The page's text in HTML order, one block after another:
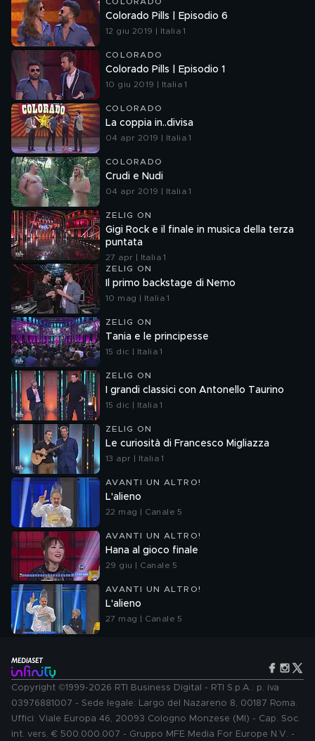
Colorado Pills | Episodio 6
12 giu 2019 | Italia 1
COLORADO
Colorado Pills | Episodio 1
10 giu 2019 | Italia 1
COLORADO
La coppia in..divisa
04 apr 2019 | Italia 1
COLORADO
Crudi e Nudi
04 apr 2019 | Italia 1
ZELIG ON
Gigi Rock e il finale in musica della terza
puntata
27 apr | Italia 1
ZELIG ON
Il primo backstage di Nemo
10 mag | Italia 1
ZELIG ON
Tania e le principesse
15 dic | Italia 1
ZELIG ON
I grandi classici con Antonello Taurino
15 dic | Italia 1
ZELIG ON
Le curiosità di Francesco Migliazza
13 apr | Italia 1
AVANTI UN ALTRO!
L'alieno
22 mag | Canale 5
AVANTI UN ALTRO!
Hana al gioco finale
29 giu | Canale 5
AVANTI UN ALTRO!
L'alieno
27 mag | Canale 5
Copyright ©1999-2026 RTI Business Digital - RTI S.p.A.: p. iva
03976881007 - Sede legale: Largo del Nazareno 8, 00187 Roma.
Uffici: Viale Europa 46, 20093 Cologno Monzese (MI) - Cap. Soc.
int. vers. € 500.000.007 - Gruppo MFE Media For Europe N.V. -